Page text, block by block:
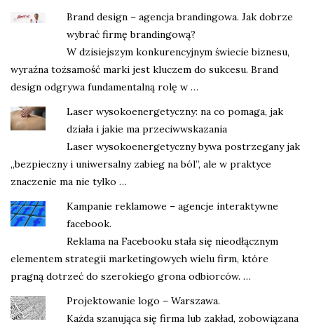
Brand design – agencja brandingowa. Jak dobrze
wybrać firmę brandingową?
W dzisiejszym konkurencyjnym świecie biznesu,
wyraźna tożsamość marki jest kluczem do sukcesu. Brand
design odgrywa fundamentalną rolę w …
Laser wysokoenergetyczny: na co pomaga, jak
działa i jakie ma przeciwwskazania
Laser wysokoenergetyczny bywa postrzegany jak
„bezpieczny i uniwersalny zabieg na ból”, ale w praktyce
znaczenie ma nie tylko …
Kampanie reklamowe – agencje interaktywne
facebook.
Reklama na Facebooku stała się nieodłącznym
elementem strategii marketingowych wielu firm, które
pragną dotrzeć do szerokiego grona odbiorców. …
Projektowanie logo – Warszawa.
Każda szanująca się firma lub zakład, zobowiązana